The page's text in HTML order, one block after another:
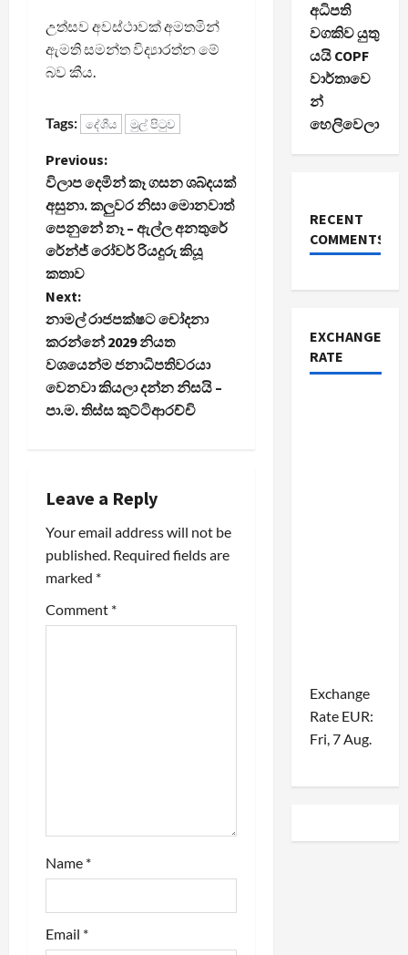
උත්සව අවස්ථාවක් අමතමින්
ඇමති සමන්ත විද්‍යාරත්න මේ
බව කීය.
Tags: දේශීය මුල් පිටුව
P
o
s
t
n
a
v
a
t
i
o
Previous:
විලාප දෙමින් කෑ ගසන ශබ්දයක්
අසුනා. කලුවර නිසා මොනවාත්
පෙනුනේ නෑ – ඇල්ල අනතුරේ
රේන්ජ් රෝවර් රියදුරු කියූ
කතාව
Next:
නාමල් රාජපක්ෂට චෝදනා
කරන්නේ 2029 නියත
වශයෙන්ම ජනාධිපතිවරයා
වෙනවා කියලා දන්න නිසයි –
පා.ම. තිස්ස කුට්ටිආරච්චි
Leave a Reply
Your email address will not be
published. Required fields are
marked *
Comment *
Name *
Email *
අධිපති
වගකිව යුතු
යයි COPF
වාර්තාවෙ
න්
හෙලිවෙලා
RECENT
COMMENTS
EXCHANGE
RATE
Exchange
Rate EUR:
Fri, 7 Aug.